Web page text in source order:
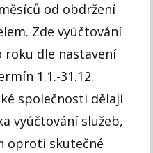
od obdržení
Zde vyúčtování
roku dle nastavení
1.1.-31.12.
společnosti dělají
vyúčtování služeb,
oproti skutečné